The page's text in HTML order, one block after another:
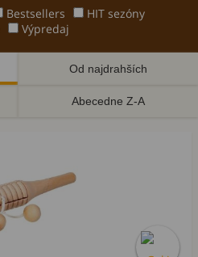
Bestsellers
HIT sezóny
Výpredaj
Od najdrahších
Abecedne Z-A